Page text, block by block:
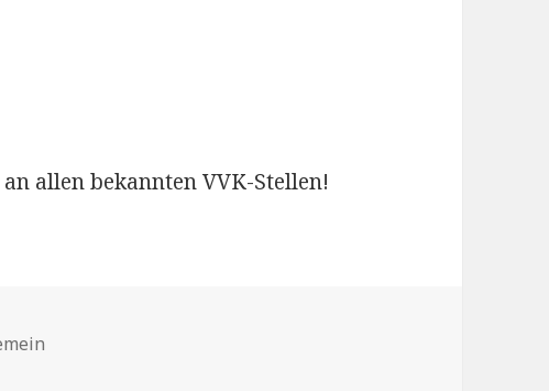
allen bekannten VVK-Stellen!